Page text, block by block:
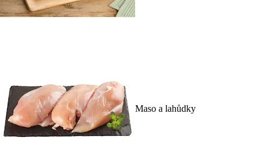
Maso a lahůdky